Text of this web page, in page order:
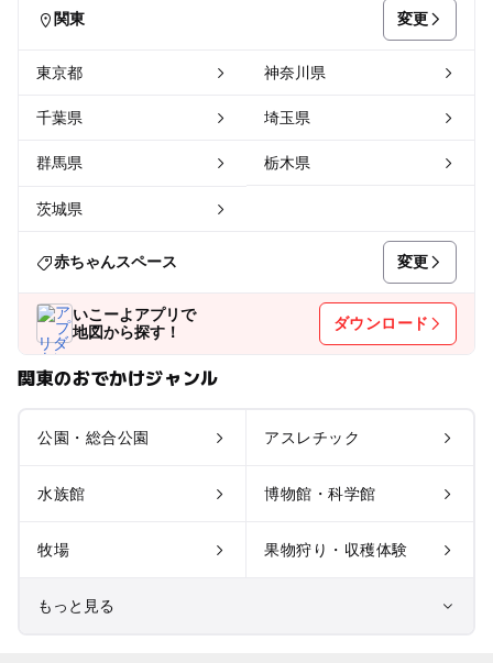
関東 変更
東京都 神奈川県
千葉県 埼玉県
群馬県 栃木県
茨城県
赤ちゃんスペース 変更
いこーよアプリで
地図から探す！
ダウンロード
関東のおでかけジャンル
公園・総合公園 アスレチック
水族館 博物館・科学館
牧場 果物狩り・収穫体験
もっと見る